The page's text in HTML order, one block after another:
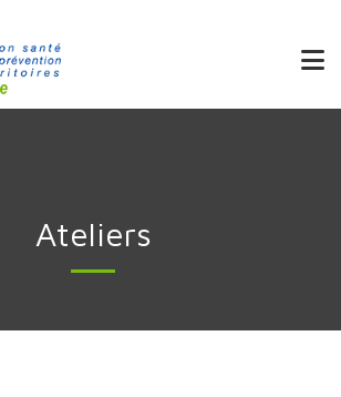
Ateliers